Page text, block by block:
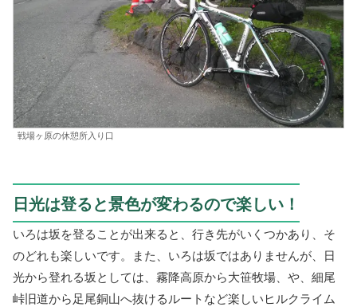
戦場ヶ原の休憩所入り口
日光は登ると景色が変わるので楽しい！
いろは坂を登ることが出来ると、行き先がいくつかあり、そ
のどれも楽しいです。また、いろは坂ではありませんが、日
光から登れる坂としては、霧降高原から大笹牧場、や、細尾
峠旧道から足尾銅山へ抜けるルートなど楽しいヒルクライム